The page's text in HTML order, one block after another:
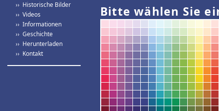
›› Historische Bilder
›› Videos
›› Informationen
›› Geschichte
›› Herunterladen
›› Kontakt
Bitte wählen Sie